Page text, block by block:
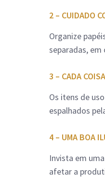
2 – CUIDADO
Organize
separadas, em
3 – CADA
Os itens de
espalhados
4 – UMA BOA
Invista em
afetar a